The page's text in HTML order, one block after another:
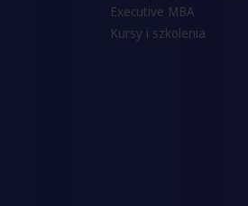
Executive MBA
Kursy i szkolenia